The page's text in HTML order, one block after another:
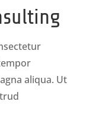
aliqua. Ut